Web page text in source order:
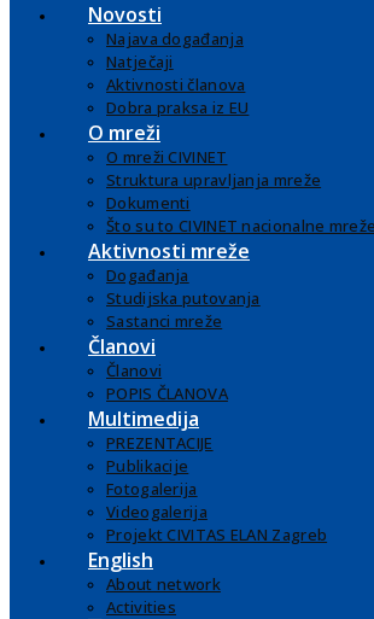
Novosti
Najava događanja
Natječaji
Aktivnosti članova
Dobra praksa iz EU
O mreži
O mreži CIVINET
Struktura upravljanja mreže
Dokumenti
Što su to CIVINET nacionalne
Aktivnosti mreže
Događanja
Studijska putovanja
Sastanci mreže
Članovi
Članovi
POPIS ČLANOVA
Multimedija
PREZENTACIJE
Publikacije
Fotogalerija
Videogalerija
Projekt CIVITAS ELAN Zagreb
English
About network
Activities